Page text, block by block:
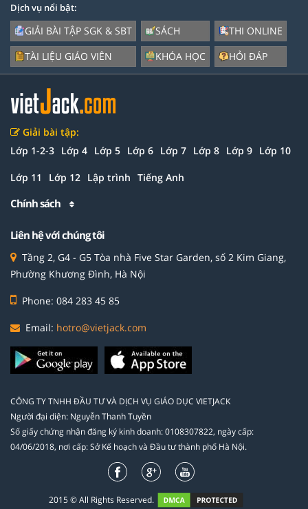
Dịch vụ nổi bật:
GIẢI BÀI TẬP SGK & SBT
TÀI LIỆU GIÁO VIÊN
SÁCH
KHÓA HỌC
THI ONLINE
HỎI ĐÁP
Giải bài tập:
Lớp 1-2-3 Lớp 4 Lớp 5 Lớp 6 Lớp 7 Lớp 8 Lớp 9 Lớp 10
Lớp 11 Lớp 12 Lập trình Tiếng Anh
Chính sách
Liên hệ với chúng tôi
Tầng 2, G4 - G5 Tòa nhà Five Star Garden, số 2 Kim Giang,
Phường Khương Đình, Hà Nội
Phone: 084 283 45 85
Email: hotro@vietjack.com
CÔNG TY TNHH ĐẦU TƯ VÀ DỊCH VỤ GIÁO DỤC VIETJACK
Người đại diện: Nguyễn Thanh Tuyền
Số giấy chứng nhận đăng ký kinh doanh: 0108307822, ngày cấp:
04/06/2018, nơi cấp: Sở Kế hoạch và Đầu tư thành phố Hà Nội.
2015 © All Rights Reserved.